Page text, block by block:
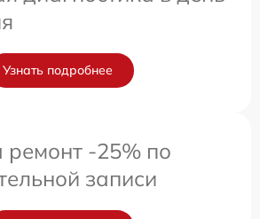
Узнать подробнее
ремонт -25% по
записи